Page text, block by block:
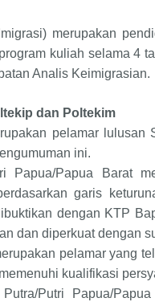
merupakan
kuliah selama 4
Analis Keimigrasian.
dan Poltekim
pelamar lulusan
ini.
Papua/Papua Barat
garis
dengan KTP
dan diperkuat dengan
pelamar yang
kualifikasi
Putri Papua/